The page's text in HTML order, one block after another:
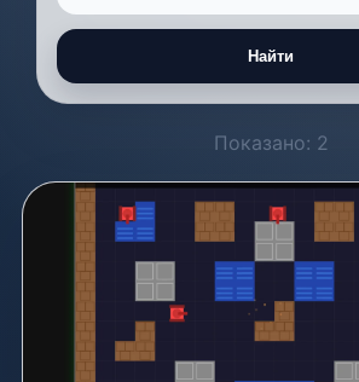
Найти
Показано: 2